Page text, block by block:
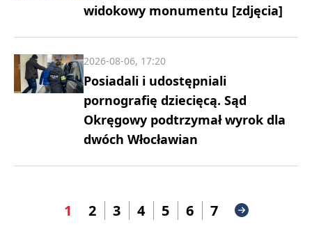
widokowy monumentu [zdjęcia]
Posiadali i udostępniali
pornografię dziecięcą. Sąd
Okręgowy podtrzymał wyrok dla
dwóch Włocławian
2026-08-06, 17:20
1 2 3 4 5 6 7